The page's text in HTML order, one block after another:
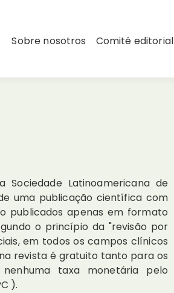
Sobre nosotros Comité editorial
Latinoamericana de
uma publicação científica com
publicados apenas em formato
o princípio da "revisão por
em todos os campos clínicos
revista é gratuito tanto para os
taxa monetária pelo
).